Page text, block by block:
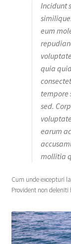
Incidunt
eum
quia
tempore
sed.
earum
mollitia
Cum unde excepturi
Provident non